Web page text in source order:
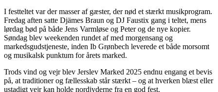
I festteltet var der masser af gæster, der nød et stærkt musikprogram.
Fredag aften satte Djämes Braun og DJ Faustix gang i teltet, mens
lørdag bød på både Jens Varmløse og Peter og de nye kopier.
Søndag blev weekenden rundet af med morgensang og
markedsgudstjeneste, inden Ib Grønbech leverede et både morsomt
og musikalsk punktum for årets marked.
Trods vind og vejr blev Jerslev Marked 2025 endnu engang et bevis
på, at traditioner og fællesskab står stærkt – og at hverken blæst eller
ustadigt vejr kan holde nordjyderne fra en god fest.